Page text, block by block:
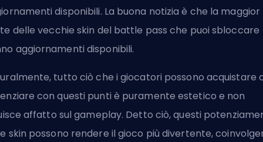
disponibili. La buona notizia è che la maggior
dellevecchie skin del battle pass che puoi sbloccare
aggiornamenti disponibili.
tutto ciò che i giocatori possono acquistare
con questi punti è puramente estetico e non
affatto sul gameplay. Detto ciò, questi
skin possono rendere il gioco più divertente,